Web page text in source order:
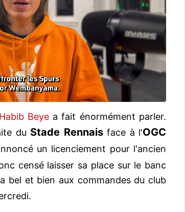
Habib Beyea fait énormément parler.
du Stade Rennaisface à l'OGC
un licenciement pour l'ancien
censé laisser sa place sur le banc
bel et bien aux commandes du club